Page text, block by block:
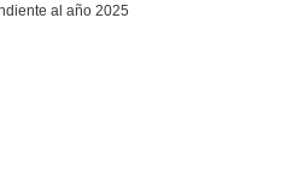
al año 2025